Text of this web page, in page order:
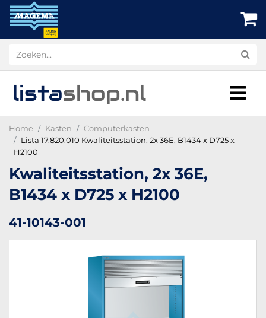
listashop.nl
Home Kasten
Computerkasten
Lista 17.820.010 Kwaliteitsstation, 2x 36E, B1434 x D725 x
H2100
Kwaliteitsstation, 2x 36E,
B1434 x D725 x H2100
41-10143-001